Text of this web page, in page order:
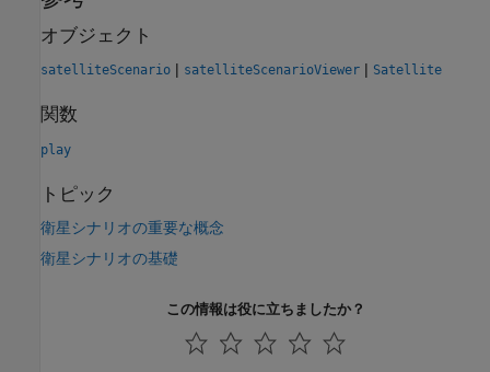
オブジェクト
satelliteScenario | satelliteScenarioViewer | Satellite
関数
play
トピック
衛星シナリオの重要な概念
衛星シナリオの基礎
この情報は役に立ちましたか？